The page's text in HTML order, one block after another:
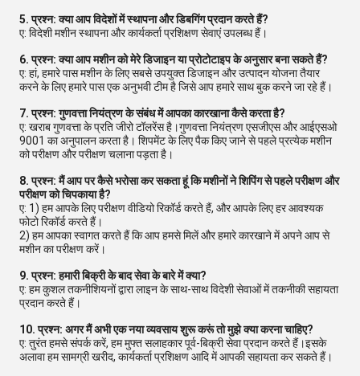
5. प्रश्न: क्या आप विदेशों में स्थापना और डिबगिंग प्रदान करते हैं?
ए: विदेशी मशीन स्थापना और कार्यकर्ता प्रशिक्षण सेवाएं उपलब्ध हैं।
6. प्रश्न: क्या आप मशीन को मेरे डिजाइन या प्रोटोटाइप के अनुसार बना सकते हैं?
ए: हां, हमारे पास मशीन के लिए सबसे उपयुक्त डिजाइन और उत्पादन योजना तैयार
करने के लिए हमारे पास एक अनुभवी टीम है जिसे आप हमारे साथ बुक करने जा रहे हैं।
7. प्रश्न: गुणवत्ता नियंत्रण के संबंध में आपका कारखाना कैसे करता है?
ए: खराब गुणवत्ता के प्रति जीरो टॉलरेंस है।गुणवत्ता नियंत्रण एसजीएस और आईएसओ
9001 का अनुपालन करता है। शिपमेंट के लिए पैक किए जाने से पहले प्रत्येक मशीन
को परीक्षण और परीक्षण चलाना पड़ता है।
8. प्रश्न: मैं आप पर कैसे भरोसा कर सकता हूं कि मशीनों ने शिपिंग से पहले परीक्षण और
परीक्षण को चिपकाया है?
ए: 1) हम आपके लिए परीक्षण वीडियो रिकॉर्ड करते हैं, और आपके लिए हर आवश्यक
फोटो रिकॉर्ड करते हैं।
2) हम आपका स्वागत करते हैं कि आप हमसे मिलें और हमारे कारखाने में अपने आप से
मशीन का परीक्षण करें।
9. प्रश्न: हमारी बिक्री के बाद सेवा के बारे में क्या?
ए: हम कुशल तकनीशियनों द्वारा लाइन के साथ-साथ विदेशी सेवाओं में तकनीकी सहायता
प्रदान करते हैं।
10. प्रश्न: अगर मैं अभी एक नया व्यवसाय शुरू करूं तो मुझे क्या करना चाहिए?
ए: तुरंत हमसे संपर्क करें, हम मुफ्त सलाहकार पूर्व-बिक्री सेवा प्रदान करते हैं।इसके
अलावा हम सामग्री खरीद, कार्यकर्ता प्रशिक्षण आदि में आपकी सहायता कर सकते हैं।